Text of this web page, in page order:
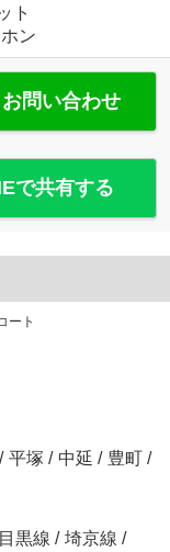
ト
ン
お問い合わせ
で共有する
ート
/ 平塚 / 中延 / 豊町 /
黒線 / 埼京線 /